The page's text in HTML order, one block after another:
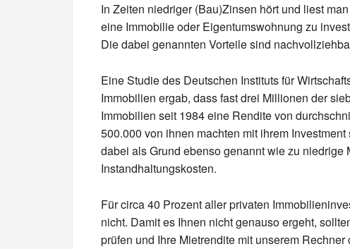
In Zeiten niedriger (Bau)Zinsen hört und liest
eine Immobilie oder Eigentumswohnung zu
Die dabei genannten Vorteile sind
Eine Studie des Deutschen Instituts für
Immobilien ergab, dass fast drei Millionen der
Immobilien seit 1984 eine Rendite von
500.000 von ihnen machten mit ihrem
dabei als Grund ebenso genannt wie zu niedrige
Instandhaltungskosten.
Für circa 40 Prozent aller privaten
nicht. Damit es Ihnen nicht genauso ergeht,
prüfen und Ihre Mietrendite mit unserem Rechner